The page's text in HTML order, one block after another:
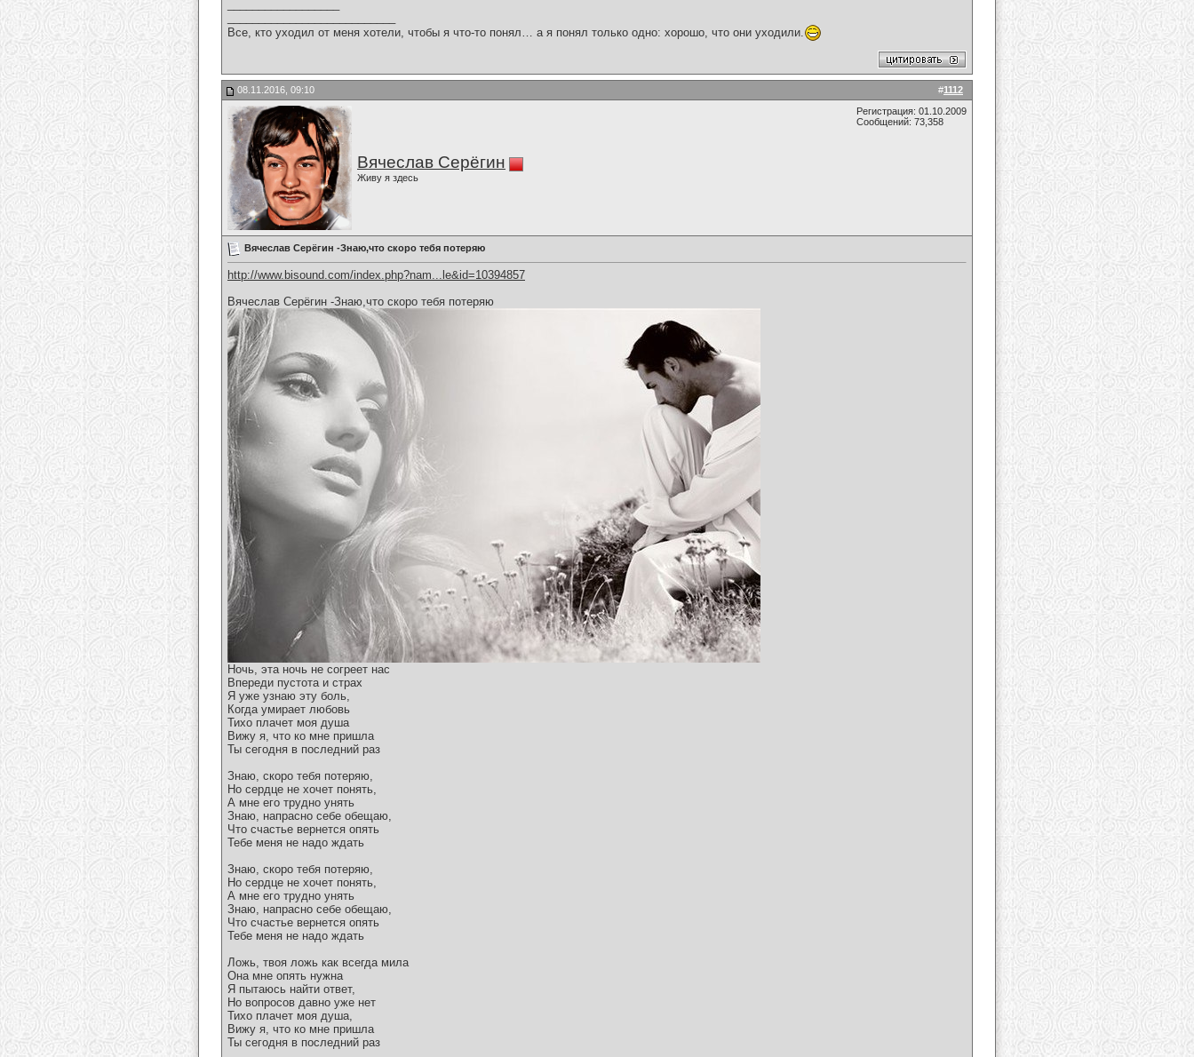
Все, кто уходил от меня хотели, чтобы я что-то понял… а я понял только одно: хорошо, что они уходили.
#1112
08.11.2016, 09:10
Вячеслав Серёгин
Живу я здесь
Регистрация: 01.10.2009
Сообщений: 73,358
Вячеслав Серёгин -Знаю,что скоро тебя потеряю
http://www.bisound.com/index.php?nam...le&id=10394857
Вячеслав Серёгин -Знаю,что скоро тебя потеряю
Ночь, эта ночь не согреет нас
Впереди пустота и страх
Я уже узнаю эту боль,
Когда умирает любовь
Тихо плачет моя душа
Вижу я, что ко мне пришла
Ты сегодня в последний раз
Знаю, скоро тебя потеряю,
Но сердце не хочет понять,
А мне его трудно унять
Знаю, напрасно себе обещаю,
Что счастье вернется опять
Тебе меня не надо ждать
Знаю, скоро тебя потеряю,
Но сердце не хочет понять,
А мне его трудно унять
Знаю, напрасно себе обещаю,
Что счастье вернется опять
Тебе меня не надо ждать
Ложь, твоя ложь как всегда мила
Она мне опять нужна
Я пытаюсь найти ответ,
Но вопросов давно уже нет
Тихо плачет моя душа,
Вижу я, что ко мне пришла
Ты сегодня в последний раз